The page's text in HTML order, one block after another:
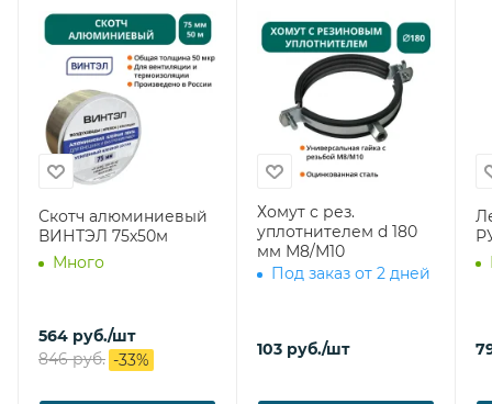
Скотч алюминиевый
ВИНТЭЛ 75х50м
Много
564 руб./шт
846руб. -33%
Хомут с рез.
уплотнителем d 180
мм М8/М10
Под заказ от 2 дней
103 руб./шт